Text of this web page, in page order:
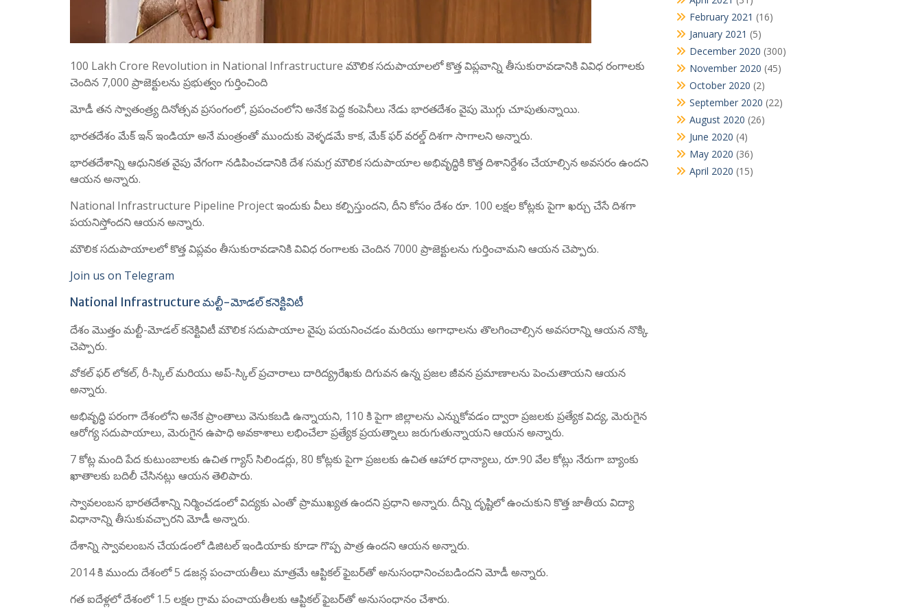
100 Lakh Crore Revolution in National Infrastructure మౌలిక సదుపాయాలలో కొత్త విప్లవాన్ని తీసుకురావడానికి వివిధ రంగాలకు
చెందిన 7,000 ప్రాజెక్టులను ప్రభుత్వం గుర్తించింది
మోడీ తన స్వాతంత్ర్య దినోత్సవ ప్రసంగంలో, ప్రపంచంలోని అనేక పెద్ద కంపెనీలు నేడు భారతదేశం వైపు మొగ్గు చూపుతున్నాయి.
భారతదేశం మేక్ ఇన్ ఇండియా అనే మంత్రంతో ముందుకు వెళ్ళడమే కాక, మేక్ ఫర్ వరల్డ్ దిశగా సాగాలని అన్నారు.
భారతదేశాన్ని ఆధునికత వైపు వేగంగా నడిపించడానికి దేశ సమగ్ర మౌలిక సదుపాయాల అభివృద్ధికి కొత్త దిశానిర్దేశం చేయాల్సిన అవసరం ఉందని
ఆయన అన్నారు.
National Infrastructure Pipeline Project ఇందుకు వీలు కల్పిస్తుందని, దీని కోసం దేశం రూ. 100 లక్షల కోట్లకు పైగా ఖర్చు చేసే దిశగా
పయనిస్తోందని ఆయన అన్నారు.
మౌలిక సదుపాయాలలో కొత్త విప్లవం తీసుకురావడానికి వివిధ రంగాలకు చెందిన 7000 ప్రాజెక్టులను గుర్తించామని ఆయన చెప్పారు.
Join us on Telegram
National Infrastructure మల్టీ-మోడల్ కనెక్టివిటీ
దేశం మొత్తం మల్టీ-మోడల్ కనెక్టివిటీ మౌలిక సదుపాయాల వైపు పయనించడం మరియు అగాధాలను తొలగించాల్సిన అవసరాన్ని ఆయన నొక్కి
చెప్పారు.
వోకల్ ఫర్ లోకల్, రీ-స్కిల్ మరియు అప్-స్కిల్ ప్రచారాలు దారిద్య్రరేఖకు దిగువన ఉన్న ప్రజల జీవన ప్రమాణాలను పెంచుతాయని ఆయన
అన్నారు.
అభివృద్ధి పరంగా దేశంలోని అనేక ప్రాంతాలు వెనుకబడి ఉన్నాయని, 110 కి పైగా జిల్లాలను ఎన్నుకోవడం ద్వారా ప్రజలకు ప్రత్యేక విద్య, మెరుగైన
ఆరోగ్య సదుపాయాలు, మెరుగైన ఉపాధి అవకాశాలు లభించేలా ప్రత్యేక ప్రయత్నాలు జరుగుతున్నాయని ఆయన అన్నారు.
7 కోట్ల మంది పేద కుటుంబాలకు ఉచిత గ్యాస్ సిలిండర్లు, 80 కోట్లకు పైగా ప్రజలకు ఉచిత ఆహార ధాన్యాలు, రూ.90 వేల కోట్లు నేరుగా బ్యాంకు
ఖాతాలకు బదిలీ చేసినట్లు ఆయన తెలిపారు.
స్వావలంబన భారతదేశాన్ని నిర్మించడంలో విద్యకు ఎంతో ప్రాముఖ్యత ఉందని ప్రధాని అన్నారు. దీన్ని దృష్టిలో ఉంచుకుని కొత్త జాతీయ విద్యా
విధానాన్ని తీసుకువచ్చారని మోడీ అన్నారు.
దేశాన్ని స్వావలంబన చేయడంలో డిజిటల్ ఇండియాకు కూడా గొప్ప పాత్ర ఉందని ఆయన అన్నారు.
2014 కి ముందు దేశంలో 5 డజన్ల పంచాయతీలు మాత్రమే ఆప్టికల్ ఫైబర్‌తో అనుసంధానించబడిందని మోడీ అన్నారు.
గత ఐదేళ్లలో దేశంలో 1.5 లక్షల గ్రామ పంచాయతీలకు ఆప్టికల్ ఫైబర్‌తో అనుసంధానం చేశారు.
February 2021 (16)
January 2021 (5)
December 2020 (300)
November 2020 (45)
October 2020 (2)
September 2020 (22)
August 2020 (26)
June 2020 (4)
May 2020 (36)
April 2020 (15)